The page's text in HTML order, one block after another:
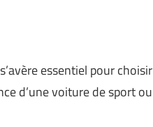
essentiel pour choisir
d’une voiture de sport ou